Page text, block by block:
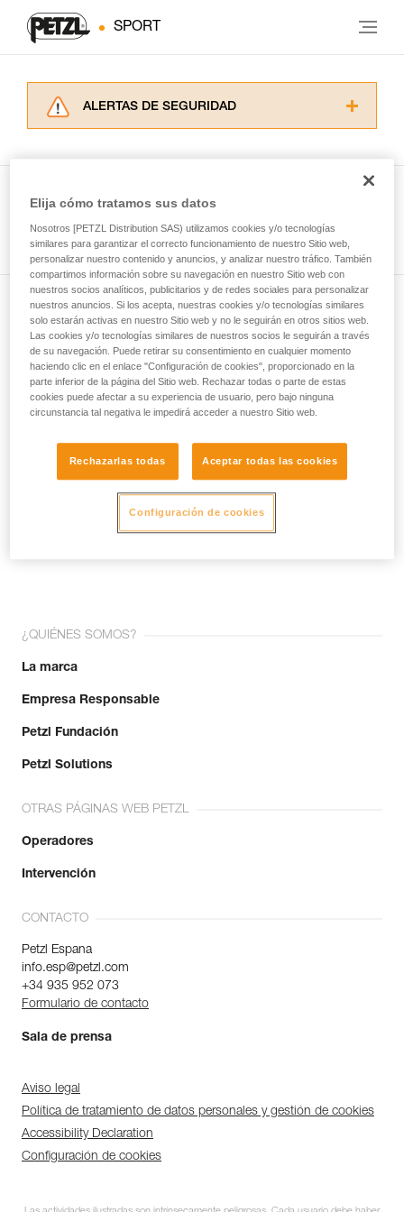
SPORT
ALERTAS DE SEGURIDAD
Dominar estas técnicas requiere una formación
y un entrenamiento específico. Confirme a
través de un profesional su capacidad para
ejecutar estas técnicas, solo y con total
seguridad, antes de ejecutarlas de forma
autónoma.
Damos ejemplos de técnicas relacionadas con
su actividad. Pueden existir otras que no
describimos aquí.
Ver todas las técnicas
Suscríbase al boletín
y mantente conectado con nuestras noticias
Email *
¡Únete a la comunidad!
¿QUIÉNES SOMOS?
La marca
Empresa Responsable
Petzl Fundación
Petzl Solutions
OTRAS PÁGINAS WEB PETZL
Operadores
Intervención
CONTACTO
Petzl Espana
info.esp@petzl.com
+34 935 952 073
Formulario de contacto
Sala de prensa
Aviso legal
Política de tratamiento de datos personales y gestión de cookies
Accessibility Declaration
Configuración de cookies
Elija cómo tratamos sus datos
Nosotros [PETZL Distribution SAS) utilizamos cookies y/o tecnologías
similares para garantizar el correcto funcionamiento de nuestro Sitio web,
personalizar nuestro contenido y anuncios, y analizar nuestro tráfico. También
compartimos información sobre su navegación en nuestro Sitio web con
nuestros socios analíticos, publicitarios y de redes sociales para personalizar
nuestros anuncios. Si los acepta, nuestras cookies y/o tecnologías similares
solo estarán activas en nuestro Sitio web y no le seguirán en otros sitios web.
Las cookies y/o tecnologías similares de nuestros socios le seguirán a través
de su navegación. Puede retirar su consentimiento en cualquier momento
haciendo clic en el enlace "Configuración de cookies", proporcionado en la
parte inferior de la página del Sitio web. Rechazar todas o parte de estas
cookies puede afectar a su experiencia de usuario, pero bajo ninguna
circunstancia tal negativa le impedirá acceder a nuestro Sitio web.
Rechazarlas todas Aceptar todas las cookies
Configuración de cookies